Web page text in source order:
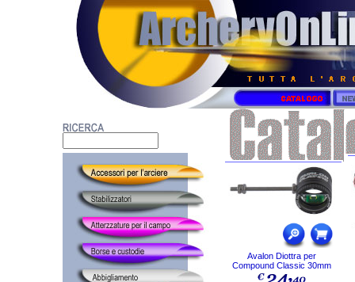
Avalon Diottra per
Compound Classic 30mm